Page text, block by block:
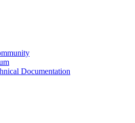
Documentation